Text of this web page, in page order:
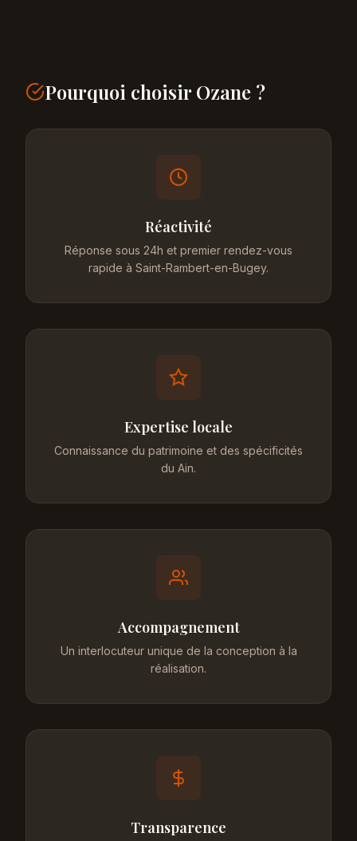
Pourquoi choisir Ozane ?
Réactivité
Réponse sous 24h et premier rendez-vous
rapide à Saint-Rambert-en-Bugey.
Expertise locale
Connaissance du patrimoine et des spécificités
du Ain.
Accompagnement
Un interlocuteur unique de la conception à la
réalisation.
Transparence